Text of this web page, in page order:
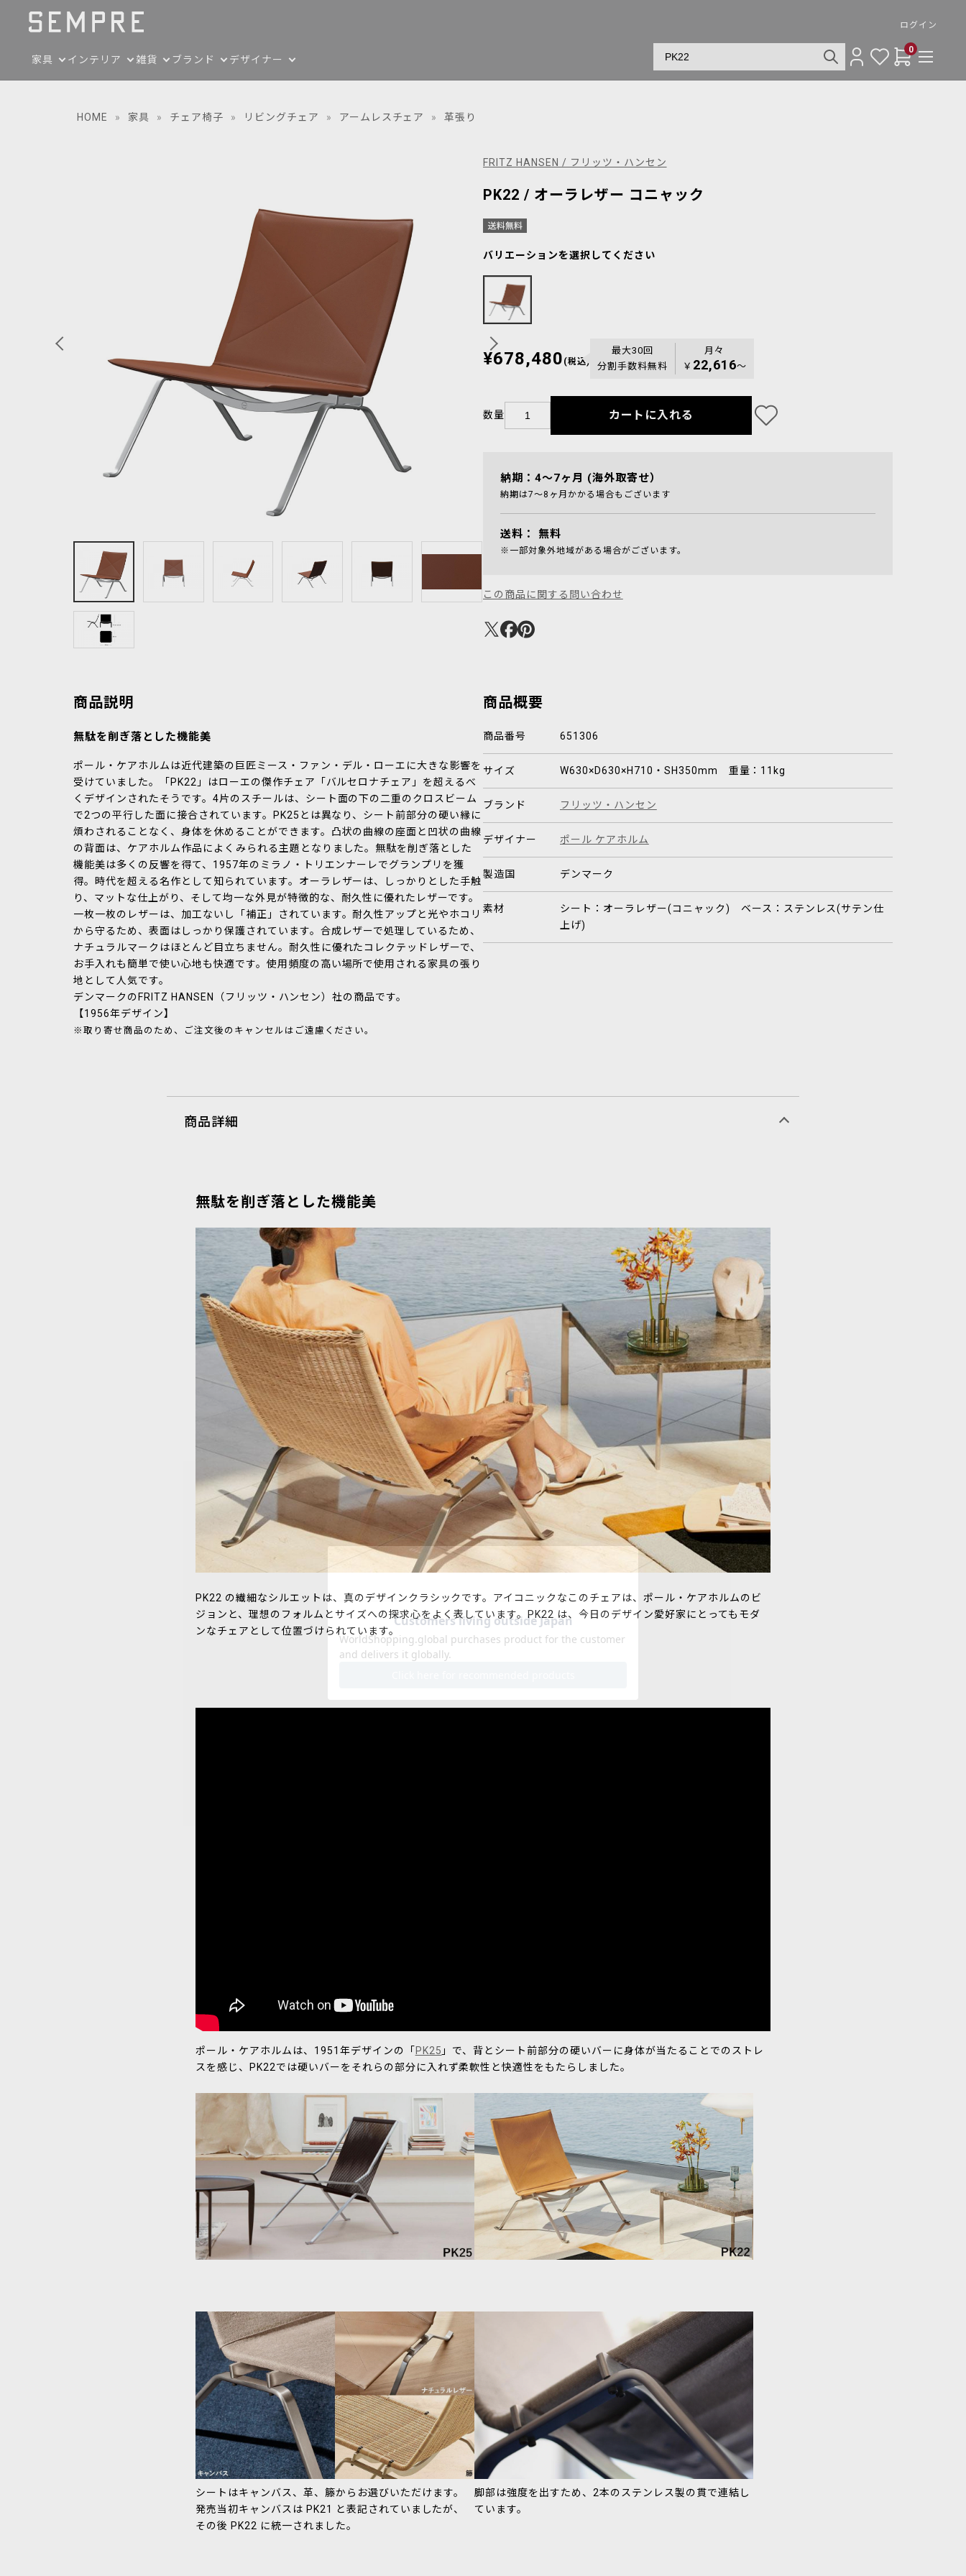
ログイン
家具 インテリア 雑貨 ブランド デザイナー
0
HOME » 家具 » チェア椅子 » リビングチェア » アームレスチェア » 革張り
FRITZ HANSEN / フリッツ・ハンセン
PK22 / オーラレザー コニャック
バリエーションを選択してください
¥678,480 (税込)
最大30回
分割手数料無料
月々
￥ 22,616〜
数量 カートに入れる
納期：4～7ヶ月 (海外取寄せ）
納期は7～8ヶ月かかる場合もございます
送料： 無料
※一部対象外地域がある場合がございます。
この商品に関する問い合わせ
商品説明
無駄を削ぎ落とした機能美
ポール・ケアホルムは近代建築の巨匠ミース・ファン・デル・ローエに大きな影響を
受けていました。「PK22」はローエの傑作チェア「バルセロナチェア」を超えるべ
くデザインされたそうです。4片のスチールは、シート面の下の二重のクロスビーム
で2つの平行した面に接合されています。PK25とは異なり、シート前部分の硬い縁に
煩わされることなく、身体を休めることができます。凸状の曲線の座面と凹状の曲線
の背面は、ケアホルム作品によくみられる主題となりました。無駄を削ぎ落とした
機能美は多くの反響を得て、1957年のミラノ・トリエンナーレでグランプリを獲
得。時代を超える名作として知られています。オーラレザーは、しっかりとした手触
り、マットな仕上がり、そして均一な外見が特徴的な、耐久性に優れたレザーです。
一枚一枚のレザーは、加工ないし「補正」されています。耐久性アップと光やホコリ
から守るため、表面はしっかり保護されています。合成レザーで処理しているため、
ナチュラルマークはほとんど目立ちません。耐久性に優れたコレクテッドレザーで、
お手入れも簡単で使い心地も快適です。使用頻度の高い場所で使用される家具の張り
地として人気です。
デンマークのFRITZ HANSEN（フリッツ・ハンセン）社の商品です。
【1956年デザイン】
※取り寄せ商品のため、ご注文後のキャンセルはご遠慮ください。
商品概要
商品番号 651306
サイズ W630×D630×H710・SH350mm 重量：11kg
ブランド フリッツ・ハンセン
デザイナー ポール ケアホルム
製造国 デンマーク
素材
シート：オーラレザー(コニャック) ベース：ステンレス(サテン仕
上げ)
商品詳細
無駄を削ぎ落とした機能美
PK22 の繊細なシルエットは、真のデザインクラシックです。アイコニックなこのチェアは、ポール・ケアホルムのビ
ジョンと、理想のフォルムとサイズへの探求心をよく表しています。PK22 は、今日のデザイン愛好家にとってもモダ
ンなチェアとして位置づけられています。
ポール・ケアホルムは、1951年デザインの「PK25 」で、背とシート前部分の硬いバーに身体が当たることでのストレ
スを感じ、PK22では硬いバーをそれらの部分に入れず柔軟性と快適性をもたらしました。
シートはキャンバス、革、籐からお選びいただけます。
発売当初キャンバスは PK21 と表記されていましたが、
その後 PK22 に統一されました。
脚部は強度を出すため、2本のステンレス製の貫で連結し
ています。